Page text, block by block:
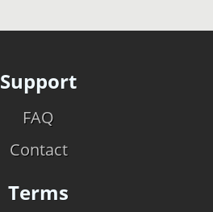
Support
FAQ
Contact
Terms